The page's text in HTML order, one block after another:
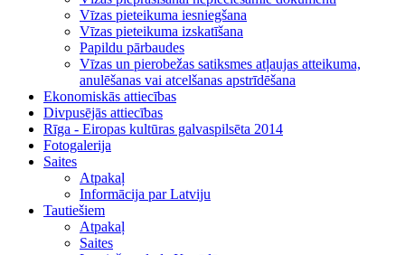
Vīzas pieteikuma iesniegšana
Vīzas pieteikuma izskatīšana
Papildu pārbaudes
Vīzas un pierobežas satiksmes atļaujas atteikuma,
anulēšanas vai atcelšanas apstrīdēšana
Ekonomiskās attiecības
Divpusējās attiecības
Rīga - Eiropas kultūras galvaspilsēta 2014
Fotogalerija
Saites
Atpakaļ
Informācija par Latviju
Tautiešiem
Atpakaļ
Saites